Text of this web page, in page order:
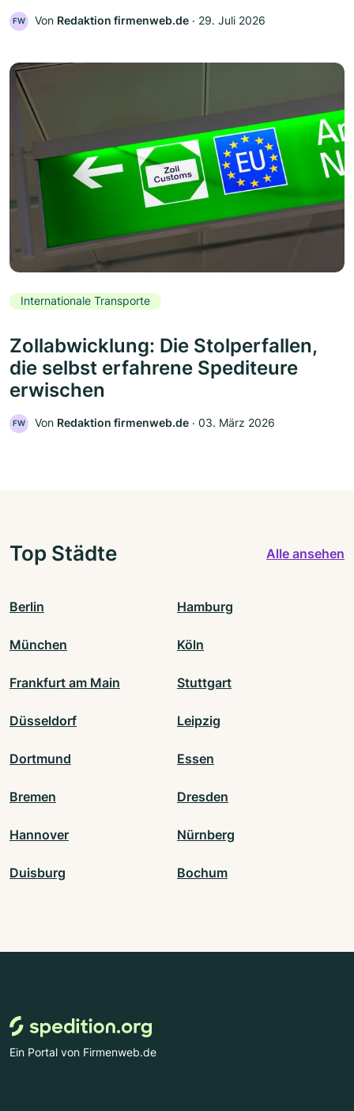
FW Von Redaktion firmenweb.de ‧ 29. Juli 2026
Internationale Transporte
Zollabwicklung: Die Stolperfallen,
die selbst erfahrene Spediteure
erwischen
FW Von Redaktion firmenweb.de ‧ 03. März 2026
Top Städte Alle ansehen
Berlin Hamburg
München Köln
Frankfurt am Main Stuttgart
Düsseldorf Leipzig
Dortmund Essen
Bremen Dresden
Hannover Nürnberg
Duisburg Bochum
Ein Portal von Firmenweb.de